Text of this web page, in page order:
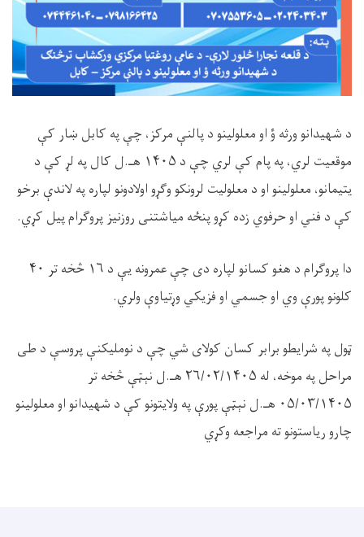
د شهیدانو ورثه ؤ او معلولینو د پالنې مرکز، چې په کابل ښار کې
موقعیت لري، په پام کې لري چې د ۱۴۰۵ هـ.ل کال په لړ کې د
یتیمانو، معلولینو او د معلولیت لرونکو وګړو اولادونو لپاره په لاندې برخو
کې د فني او حرفوي زده کړو پنځه میاشتنی روزنیز پروګرام پیل کړي.
دا پروګرام د هغو کسانو لپاره دی چې عمرونه یې د ۱۶ څخه تر ۴۰
کلونو پورې وي او جسمي او فزیکي وړتیاوې ولري.
ټول په شرایطو برابر کسان کولای شي چې د نوملیکنې پروسې د طی
مراحل په موخه، له ۲۶/۰۲/۱۴۰۵ هـ.ل نېټې څخه تر
۰۵/۰۳/۱۴۰۵ هـ.ل نېټې پورې په ولایتونو کې د شهیدانو او معلولینو
چارو ریاستونو ته مراجعه وکړي